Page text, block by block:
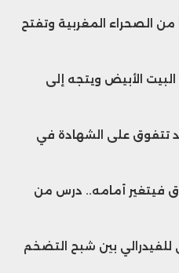
الصحراء المغربية وتفتح
الأبيض ويتجه إلى
تتفوق على الشهادة في
فيتغير أمامه.. درس من
للفيدرالي بين شبح التضخم